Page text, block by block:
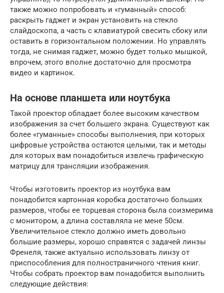
также можно попробовать и «гуманный» способ:
раскрыть гаджет и экран установить на стекло
слайдоскопа, а часть с клавиатурой свесить сбоку или
оставить в горизонтальном положении. Но управлять
тогда, не снимая гаджет, можно будет только мышкой,
впрочем, этого вполне достаточно для просмотра
видео и картинок.
На основе планшета или ноутбука
Такой проектор обладает более высоким качеством
изображения за счет большего экрана. Существуют как
более «гуманные» способы выполнения, при которых
цифровые устройства остаются целыми, так и методы
для которых вам понадобиться извлечь графическую
матрицу для трансляции изображения.
Чтобы изготовить проектор из ноутбука вам
понадобится картонная коробка достаточно больших
размеров, чтобы ее торцевая сторона была соизмерима
с монитором, а длина составляла не мене 50см.
Увеличительное стекло должно иметь довольно
большие размеры, хорошо справятся с задачей линзы
Френеля, также актуально использовать линзу от
приспособления для полностраничного чтения книг.
Чтобы собрать проектор вам понадобится выполнить
следующие действия: